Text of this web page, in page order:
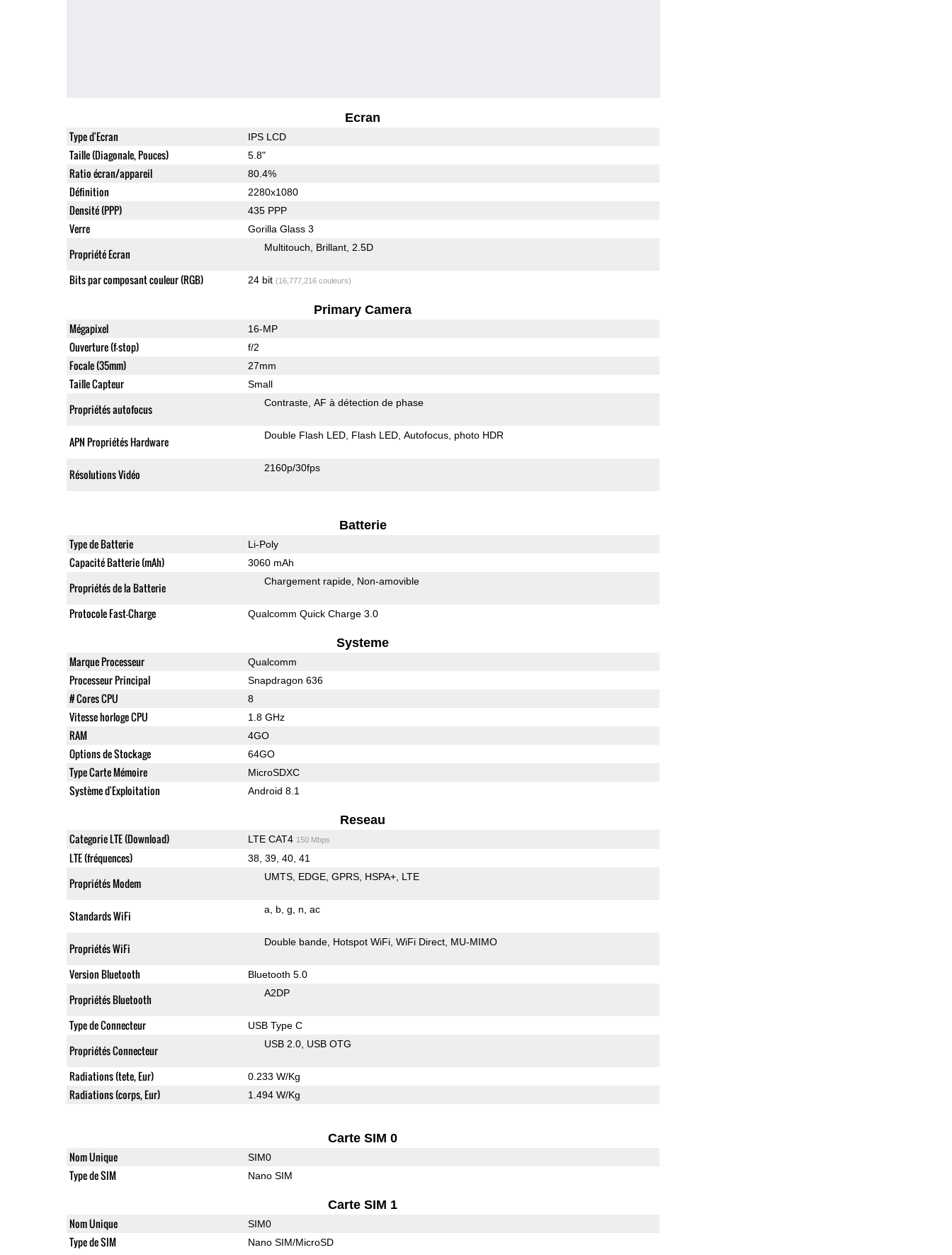
Ecran
Type d'Ecran IPS LCD
Taille (Diagonale, Pouces) 5.8"
Ratio écran/appareil 80.4%
Définition 2280x1080
Densité (PPP) 435 PPP
Verre Gorilla Glass 3
Propriété Ecran Multitouch Brillant 2.5D
Bits par composant couleur (RGB) 24 bit (16,777,216 couleurs)
Primary Camera
Mégapixel 16-MP
Ouverture (f-stop) f/2
Focale (35mm) 27mm
Taille Capteur Small
Propriétés autofocus Contraste AF à détection de phase
APN Propriétés Hardware Double Flash LED Flash LED Autofocus photo HDR
Résolutions Vidéo 2160p/30fps
Batterie
Type de Batterie Li-Poly
Capacité Batterie (mAh) 3060 mAh
Propriétés de la Batterie Chargement rapide Non-amovible
Protocole Fast-Charge Qualcomm Quick Charge 3.0
Systeme
Marque Processeur Qualcomm
Processeur Principal Snapdragon 636
# Cores CPU 8
Vitesse horloge CPU 1.8 GHz
RAM 4GO
Options de Stockage 64GO
Type Carte Mémoire MicroSDXC
Système d'Exploitation Android 8.1
Reseau
Categorie LTE (Download) LTE CAT4 150 Mbps
LTE (fréquences) 38, 39, 40, 41
Propriétés Modem UMTS EDGE GPRS HSPA+ LTE
Standards WiFi a b g n ac
Propriétés WiFi Double bande Hotspot WiFi WiFi Direct MU-MIMO
Version Bluetooth Bluetooth 5.0
Propriétés Bluetooth A2DP
Type de Connecteur USB Type C
Propriétés Connecteur USB 2.0 USB OTG
Radiations (tete, Eur) 0.233 W/Kg
Radiations (corps, Eur) 1.494 W/Kg
Carte SIM 0
Nom Unique SIM0
Type de SIM Nano SIM
Carte SIM 1
Nom Unique SIM0
Type de SIM Nano SIM/MicroSD